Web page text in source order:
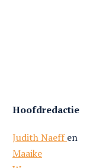
Hoofdredactie
Judith Naeffen
Maaike